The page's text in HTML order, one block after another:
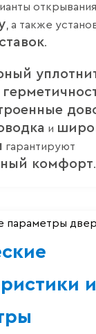
открывания
, а также
.
и
гарантируют
комфорт.
и